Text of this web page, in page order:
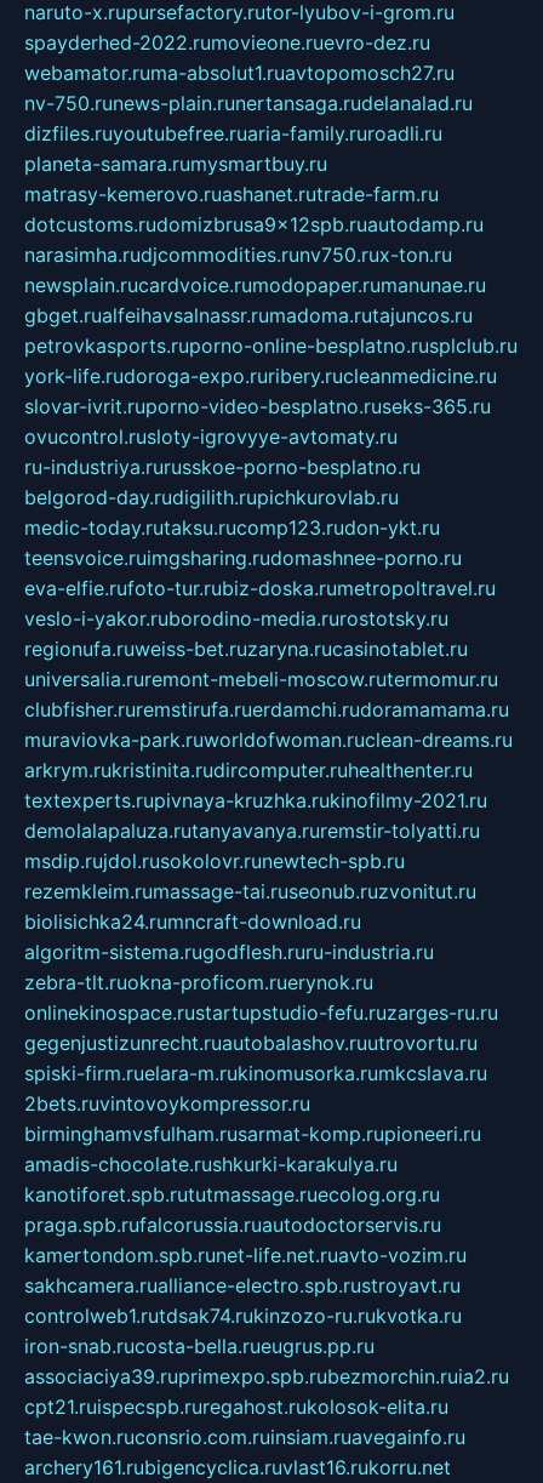
naruto-x.rupursefactory.rutor-lyubov-i-grom.ru
spayderhed-2022.rumovieone.ruevro-dez.ru
webamator.ruma-absolut1.ruavtopomosch27.ru
nv-750.runews-plain.runertansaga.rudelanalad.ru
dizfiles.ruyoutubefree.ruaria-family.ruroadli.ru
planeta-samara.rumysmartbuy.ru
matrasy-kemerovo.ruashanet.rutrade-farm.ru
dotcustoms.rudomizbrusa9x12spb.ruautodamp.ru
narasimha.rudjcommodities.runv750.rux-ton.ru
newsplain.rucardvoice.rumodopaper.rumanunae.ru
gbget.rualfeihavsalnassr.rumadoma.rutajuncos.ru
petrovkasports.ruporno-online-besplatno.rusplclub.ru
york-life.rudoroga-expo.ruribery.rucleanmedicine.ru
slovar-ivrit.ruporno-video-besplatno.ruseks-365.ru
ovucontrol.rusloty-igrovyye-avtomaty.ru
ru-industriya.rurusskoe-porno-besplatno.ru
belgorod-day.rudigilith.rupichkurovlab.ru
medic-today.rutaksu.rucomp123.rudon-ykt.ru
teensvoice.ruimgsharing.rudomashnee-porno.ru
eva-elfie.rufoto-tur.rubiz-doska.rumetropoltravel.ru
veslo-i-yakor.ruborodino-media.rurostotsky.ru
regionufa.ruweiss-bet.ruzaryna.rucasinotablet.ru
universalia.ruremont-mebeli-moscow.rutermomur.ru
clubfisher.ruremstirufa.ruerdamchi.rudoramamama.ru
muraviovka-park.ruworldofwoman.ruclean-dreams.ru
arkrym.rukristinita.rudircomputer.ruhealthenter.ru
textexperts.rupivnaya-kruzhka.rukinofilmy-2021.ru
demolalapaluza.rutanyavanya.ruremstir-tolyatti.ru
msdip.rujdol.rusokolovr.runewtech-spb.ru
rezemkleim.rumassage-tai.ruseonub.ruzvonitut.ru
biolisichka24.rumncraft-download.ru
algoritm-sistema.rugodflesh.ruru-industria.ru
zebra-tlt.ruokna-proficom.ruerynok.ru
onlinekinospace.rustartupstudio-fefu.ruzarges-ru.ru
gegenjustizunrecht.ruautobalashov.ruutrovortu.ru
spiski-firm.ruelara-m.rukinomusorka.rumkcslava.ru
2bets.ruvintovoykompressor.ru
birminghamvsfulham.rusarmat-komp.rupioneeri.ru
amadis-chocolate.rushkurki-karakulya.ru
kanotiforet.spb.rututmassage.ruecolog.org.ru
praga.spb.rufalcorussia.ruautodoctorservis.ru
kamertondom.spb.runet-life.net.ruavto-vozim.ru
sakhcamera.rualliance-electro.spb.rustroyavt.ru
controlweb1.rutdsak74.rukinzozo-ru.rukvotka.ru
iron-snab.rucosta-bella.rueugrus.pp.ru
associaciya39.ruprimexpo.spb.rubezmorchin.ruia2.ru
cpt21.ruispecspb.ruregahost.rukolosok-elita.ru
tae-kwon.ruconsrio.com.ruinsiam.ruavegainfo.ru
archery161.rubigencyclica.ruvlast16.rukorru.net